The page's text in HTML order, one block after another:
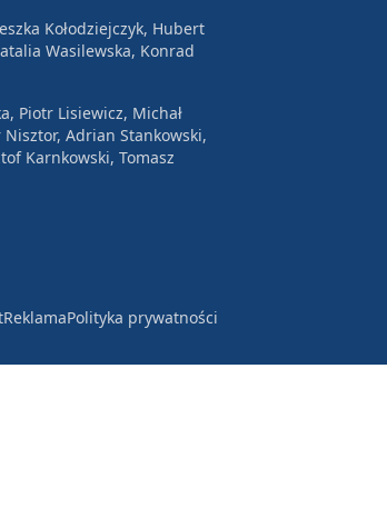
Kołodziejczyk, Hubert
Wasilewska, Konrad
Piotr Lisiewicz, Michał
Nisztor, Adrian Stankowski,
Karnkowski, Tomasz
ReklamaPolityka prywatności